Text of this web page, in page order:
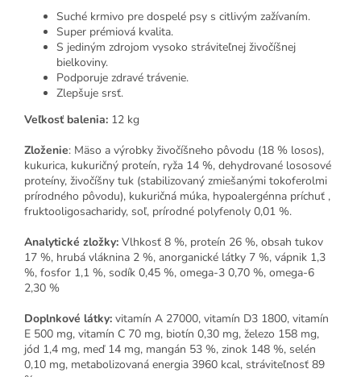
Suché krmivo pre dospelé psy s citlivým zažívaním.
Super prémiová kvalita.
S jediným zdrojom vysoko stráviteľnej živočíšnej
bielkoviny.
Podporuje zdravé trávenie.
Zlepšuje srsť.
Veľkosť balenia: 12 kg
Zloženie: Mäso a výrobky živočíšneho pôvodu (18 % losos),
kukurica, kukuričný proteín, ryža 14 %, dehydrované lososové
proteíny, živočíšny tuk (stabilizovaný zmiešanými tokoferolmi
prírodného pôvodu), kukuričná múka, hypoalergénna príchuť ,
fruktooligosacharidy, soľ, prírodné polyfenoly 0,01 %.
Analytické zložky: Vlhkosť 8 %, proteín 26 %, obsah tukov
17 %, hrubá vláknina 2 %, anorganické látky 7 %, vápnik 1,3
%, fosfor 1,1 %, sodík 0,45 %, omega-3 0,70 %, omega-6
2,30 %
Doplnkové látky: vitamín A 27000, vitamín D3 1800, vitamín
E 500 mg, vitamín C 70 mg, biotín 0,30 mg, železo 158 mg,
jód 1,4 mg, meď 14 mg, mangán 53 %, zinok 148 %, selén
0,10 mg, metabolizovaná energia 3960 kcal, stráviteľnosť 89